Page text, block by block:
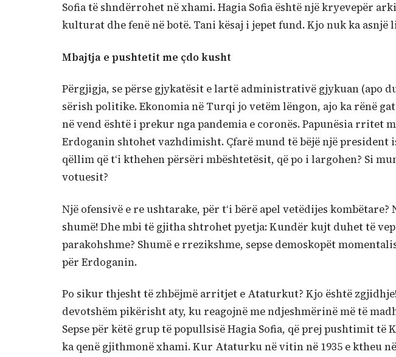
Sofia të shndërrohet në xhami. Hagia Sofia është një kryevepër
kulturat dhe fenë në botë. Tani kësaj i jepet fund. Kjo nuk ka asnjë
Mbajtja e pushtetit me çdo kusht
Përgjigja, se përse gjykatësit e lartë administrativë gjykuan (apo
sërish politike. Ekonomia në Turqi jo vetëm lëngon, ajo ka rënë
në vend është i prekur nga pandemia e coronës. Papunësia rritet
Erdoganin shtohet vazhdimisht. Çfarë mund të bëjë një president
qëllim që t‘i kthehen përsëri mbështetësit, që po i largohen? Si
votuesit?
Një ofensivë e re ushtarake, për t‘i bërë apel vetëdijes
shumë! Dhe mbi të gjitha shtrohet pyetja: Kundër kujt duhet të
parakohshme? Shumë e rrezikshme, sepse demoskopët
për Erdoganin.
Po sikur thjesht të zhbëjmë arritjet e Ataturkut? Kjo është
devotshëm pikërisht aty, ku reagojnë me ndjeshmërinë më të
Sepse për këtë grup të popullsisë Hagia Sofia, që prej pushtimit të
ka qenë gjithmonë xhami. Kur Ataturku në vitin në 1935 e ktheu